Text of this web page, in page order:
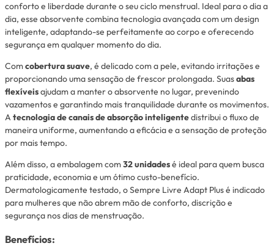
conforto e liberdade durante o seu ciclo menstrual. Ideal para o dia a
dia, esse absorvente combina tecnologia avançada com um design
inteligente, adaptando-se perfeitamente ao corpo e oferecendo
segurança em qualquer momento do dia.
Comcobertura suave, é delicado com a pele, evitando irritações e
proporcionando uma sensação de frescor prolongada. Suasabas
flexíveisajudam a manter o absorvente no lugar, prevenindo
vazamentos e garantindo mais tranquilidade durante os movimentos.
A tecnologia de canais de absorção inteligentedistribui o fluxo de
maneira uniforme, aumentando a eficácia e a sensação de proteção
por mais tempo.
Além disso, a embalagem com32 unidadesé ideal para quem busca
praticidade, economia e um ótimo custo-benefício.
Dermatologicamente testado, o Sempre Livre Adapt Plus é indicado
para mulheres que não abrem mão de conforto, discrição e
segurança nos dias de menstruação.
Benefícios: